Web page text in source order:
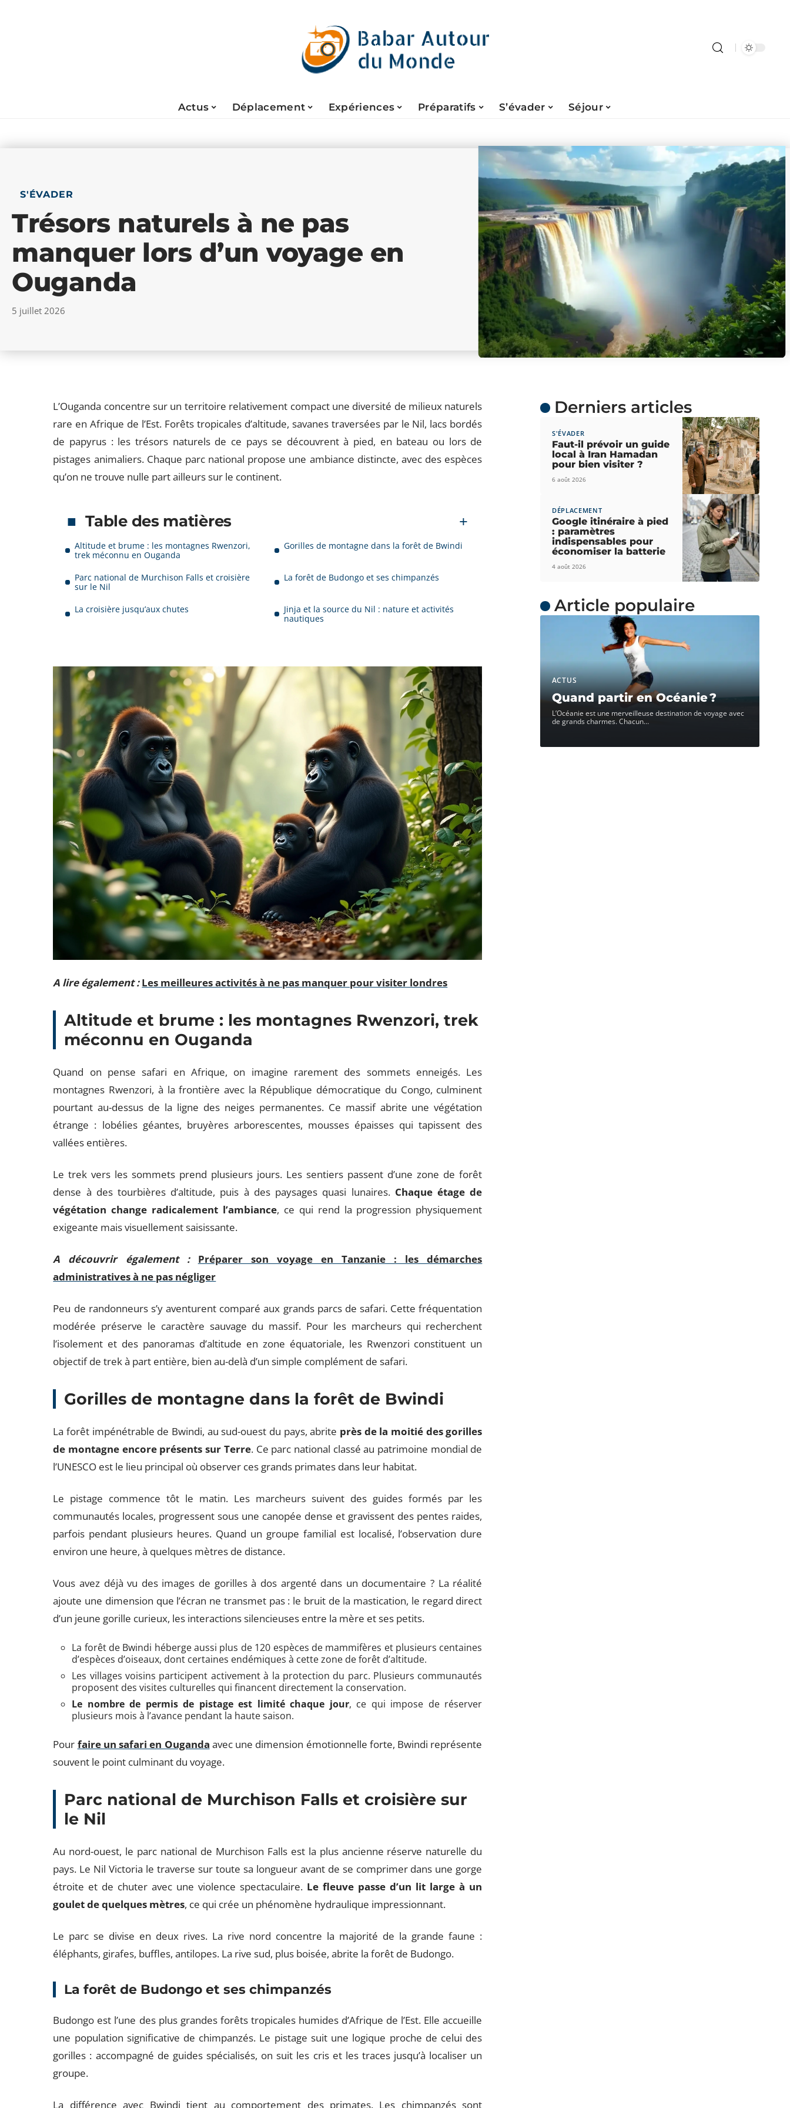
Actus Déplacement Expériences Préparatifs S’évader Séjour
S'ÉVADER
Trésors naturels à ne pas
manquer lors d’un voyage en
Ouganda
5 juillet 2026
L’Ouganda concentre sur un territoire relativement compact une diversité de milieux naturels
rare en Afrique de l’Est. Forêts tropicales d’altitude, savanes traversées par le Nil, lacs bordés
de papyrus : les trésors naturels de ce pays se découvrent à pied, en bateau ou lors de
pistages animaliers. Chaque parc national propose une ambiance distincte, avec des espèces
qu’on ne trouve nulle part ailleurs sur le continent.
Table des matières
Altitude et brume : les montagnes Rwenzori,
trek méconnu en Ouganda
Gorilles de montagne dans la forêt de Bwindi
Parc national de Murchison Falls et croisière
sur le Nil
La forêt de Budongo et ses chimpanzés
La croisière jusqu’aux chutes
Jinja et la source du Nil : nature et activités
nautiques
A lire également : Les meilleures activités à ne pas manquer pour visiter londres
Altitude et brume : les montagnes Rwenzori, trek
méconnu en Ouganda
Quand on pense safari en Afrique, on imagine rarement des sommets enneigés. Les
montagnes Rwenzori, à la frontière avec la République démocratique du Congo, culminent
pourtant au-dessus de la ligne des neiges permanentes. Ce massif abrite une végétation
étrange : lobélies géantes, bruyères arborescentes, mousses épaisses qui tapissent des
vallées entières.
Le trek vers les sommets prend plusieurs jours. Les sentiers passent d’une zone de forêt
dense à des tourbières d’altitude, puis à des paysages quasi lunaires. Chaque étage de
végétation change radicalement l’ambiance, ce qui rend la progression physiquement
exigeante mais visuellement saisissante.
A découvrir également :
Préparer son voyage en Tanzanie : les démarches
administratives à ne pas négliger
Peu de randonneurs s’y aventurent comparé aux grands parcs de safari. Cette fréquentation
modérée préserve le caractère sauvage du massif. Pour les marcheurs qui recherchent
l’isolement et des panoramas d’altitude en zone équatoriale, les Rwenzori constituent un
objectif de trek à part entière, bien au-delà d’un simple complément de safari.
Gorilles de montagne dans la forêt de Bwindi
La forêt impénétrable de Bwindi, au sud-ouest du pays, abrite près de la moitié des gorilles
de montagne encore présents sur Terre. Ce parc national classé au patrimoine mondial de
l’UNESCO est le lieu principal où observer ces grands primates dans leur habitat.
Le pistage commence tôt le matin. Les marcheurs suivent des guides formés par les
communautés locales, progressent sous une canopée dense et gravissent des pentes raides,
parfois pendant plusieurs heures. Quand un groupe familial est localisé, l’observation dure
environ une heure, à quelques mètres de distance.
Vous avez déjà vu des images de gorilles à dos argenté dans un documentaire ? La réalité
ajoute une dimension que l’écran ne transmet pas : le bruit de la mastication, le regard direct
d’un jeune gorille curieux, les interactions silencieuses entre la mère et ses petits.
La forêt de Bwindi héberge aussi plus de 120 espèces de mammifères et plusieurs centaines
d’espèces d’oiseaux, dont certaines endémiques à cette zone de forêt d’altitude.
Les villages voisins participent activement à la protection du parc. Plusieurs communautés
proposent des visites culturelles qui financent directement la conservation.
Le nombre de permis de pistage est limité chaque jour, ce qui impose de réserver
plusieurs mois à l’avance pendant la haute saison.
Pour faire un safari en Ouganda avec une dimension émotionnelle forte, Bwindi représente
souvent le point culminant du voyage.
Parc national de Murchison Falls et croisière sur
le Nil
Au nord-ouest, le parc national de Murchison Falls est la plus ancienne réserve naturelle du
pays. Le Nil Victoria le traverse sur toute sa longueur avant de se comprimer dans une gorge
étroite et de chuter avec une violence spectaculaire. Le fleuve passe d’un lit large à un
goulet de quelques mètres, ce qui crée un phénomène hydraulique impressionnant.
Le parc se divise en deux rives. La rive nord concentre la majorité de la grande faune :
éléphants, girafes, buffles, antilopes. La rive sud, plus boisée, abrite la forêt de Budongo.
La forêt de Budongo et ses chimpanzés
Budongo est l’une des plus grandes forêts tropicales humides d’Afrique de l’Est. Elle accueille
une population significative de chimpanzés. Le pistage suit une logique proche de celui des
gorilles : accompagné de guides spécialisés, on suit les cris et les traces jusqu’à localiser un
groupe.
La différence avec Bwindi tient au comportement des primates. Les chimpanzés sont
Derniers articles
S'ÉVADER
Faut-il prévoir un guide
local à Iran Hamadan
pour bien visiter ?
6 août 2026
DÉPLACEMENT
Google itinéraire à pied
: paramètres
indispensables pour
économiser la batterie
4 août 2026
Article populaire
ACTUS
Quand partir en Océanie ?
L’Océanie est une merveilleuse destination de voyage avec
de grands charmes. Chacun…